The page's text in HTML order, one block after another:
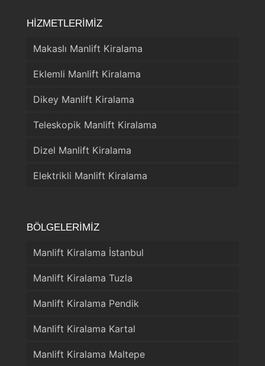
HİZMETLERİMİZ
Makaslı Manlift Kiralama
Eklemli Manlift Kiralama
Dikey Manlift Kiralama
Teleskopik Manlift Kiralama
Dizel Manlift Kiralama
Elektrikli Manlift Kiralama
BÖLGELERİMİZ
Manlift Kiralama İstanbul
Manlift Kiralama Tuzla
Manlift Kiralama Pendik
Manlift Kiralama Kartal
Manlift Kiralama Maltepe